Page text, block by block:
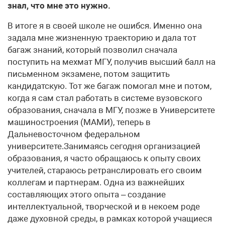
знал, что мне это нужно.
В итоге я в своей школе не ошибся. Именно она
задала мне жизненную траекторию и дала тот
багаж знаний, который позволил сначала
поступить на мехмат МГУ, получив высший балл на
письменном экзамене, потом защитить
кандидатскую. Тот же багаж помогал мне и потом,
когда я сам стал работать в системе вузовского
образования, сначала в МГУ, позже в Университете
машиностроения (МАМИ), теперь в
Дальневосточном федеральном
университете.Занимаясь сегодня организацией
образования, я часто обращаюсь к опыту своих
учителей, стараюсь ретранслировать его своим
коллегам и партнерам. Одна из важнейших
составляющих этого опыта – создание
интеллектуальной, творческой и в некоем роде
даже духовной среды, в рамках которой учащиеся